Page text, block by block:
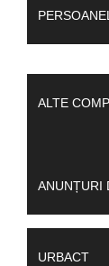
ALTE
ANUNȚURI
URBACT